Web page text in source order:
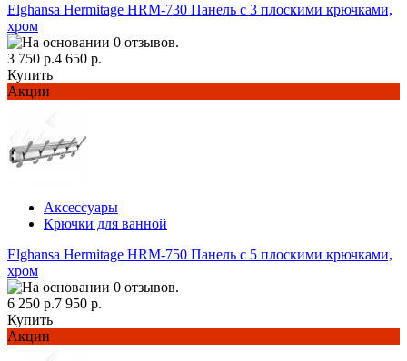
Elghansa Hermitage HRM-730 Панель с 3 плоскими крючками,
хром
3 750 р.4 650 р.
Купить
Акции
Аксессуары
Крючки для ванной
Elghansa Hermitage HRM-750 Панель с 5 плоскими крючками,
хром
6 250 р.7 950 р.
Купить
Акции